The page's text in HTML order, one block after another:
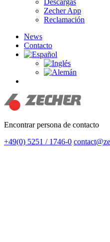
Descargas
Zecher App
Reclamación
News
Contacto
Encontrar persona de contacto
+49(0) 5251 / 1746-0